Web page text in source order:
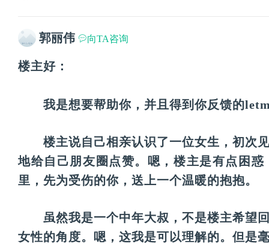
郭丽伟 向TA咨询
楼主好：
我是想要帮助你，并且得到你反馈的
楼主说自己相亲认识了一位女生，初次见
地给自己朋友圈点赞。嗯，楼主是有点困
里，先为受伤的你，送上一个温暖的抱抱。
虽然我是一个中年大叔，不是楼主希望回
女性的角度。嗯，这我是可以理解的。但是